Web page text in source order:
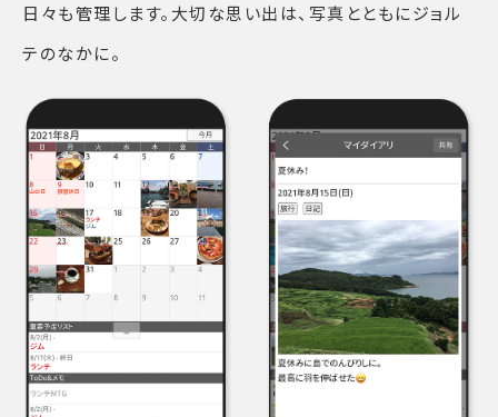
日々も管理します。大切な思い出は、写真とともにジョル
テのなかに。